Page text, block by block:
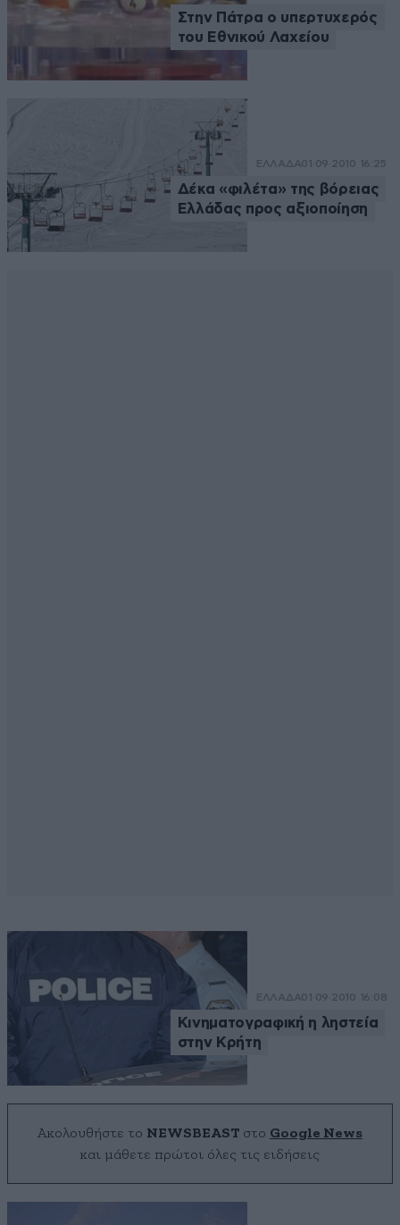
Στην Πάτρα ο υπερτυχερός
του Εθνικού Λαχείου
ΕΛΛΑΔΑ01·09·2010 16:25
Δέκα «φιλέτα» της βόρειας
Ελλάδας προς αξιοποίηση
ΕΛΛΑΔΑ01·09·2010 16:08
Κινηματογραφική η ληστεία
στην Κρήτη
Ακολουθήστε το NEWSBEASTστο Google News
και μάθετε πρώτοι όλες τις ειδήσεις